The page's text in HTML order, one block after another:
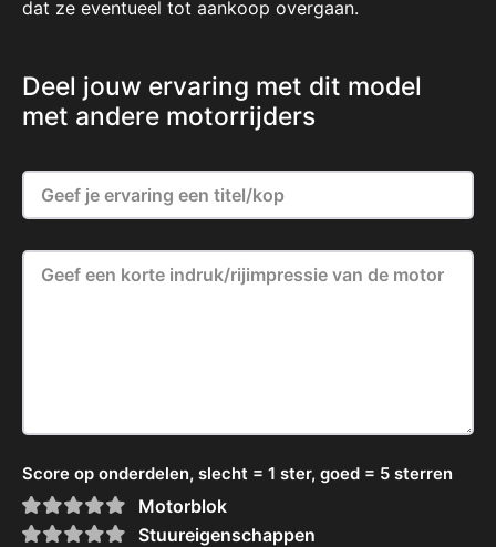
dat ze eventueel tot aankoop overgaan.
Deel jouw ervaring met dit model
met andere motorrijders
Score op onderdelen, slecht = 1 ster, goed = 5 sterren
Motorblok
Stuureigenschappen